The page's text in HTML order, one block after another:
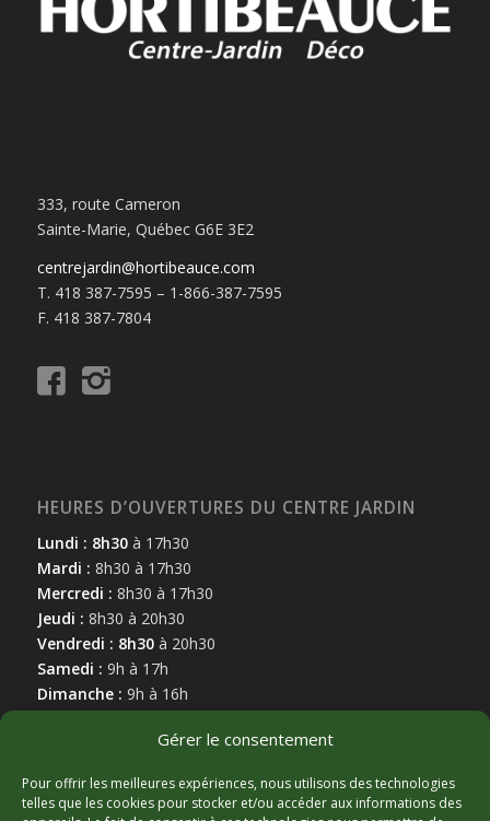
Gérer le consentement
Pour offrir les meilleures expériences, nous utilisons des technologies
telles que les cookies pour stocker et/ou accéder aux informations des
333, route Cameron
Sainte-Marie, Québec G6E 3E2
centrejardin@hortibeauce.com
T. 418 387-7595 – 1-866-387-7595
F. 418 387-7804
HEURES D’OUVERTURES DU CENTRE JARDIN
Lundi : 8h30à 17h30
Mardi : 8h30 à 17h30
Mercredi : 8h30 à 17h30
Jeudi : 8h30 à 20h30
Vendredi : 8h30à 20h30
Samedi : 9h à 17h
Dimanche : 9h à 16h